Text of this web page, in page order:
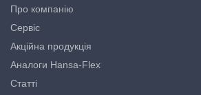
Про компанію
Сервіс
Акційна продукція
Аналоги Hansa-Flex
Статті